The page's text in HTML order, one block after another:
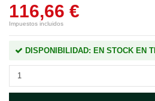
116,66 €
Impuestos incluidos
DISPONIBILIDAD: EN STOCK EN